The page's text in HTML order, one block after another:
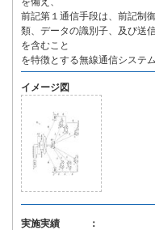
前記第１通信手段は、前記制
類、データの識別子、及び送
を含むこと
を特徴とする無線通信システム
イメージ図
実施実績 ：